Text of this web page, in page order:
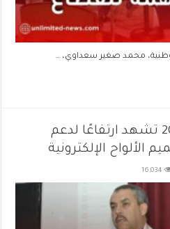
محمد صغير سعداوي، …
وزير التربية: ميزانية 2026 تشهد ارتفاعًا لدعم
الألواح الإلكترونية
16,034